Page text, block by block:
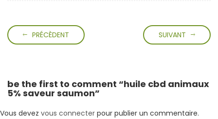
PRÉCÈDENT SUIVANT
be the first to comment “huile cbd animaux
5% saveur saumon”
Vous devez vous connecter pour publier un commentaire.